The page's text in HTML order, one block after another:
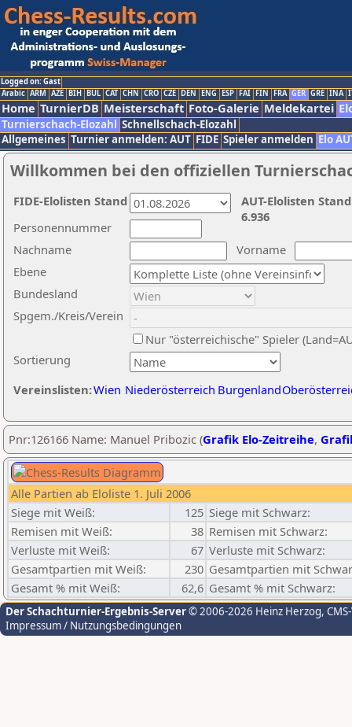
Logged on: Gast
Arabic ARM AZE BIH BUL CAT CHN CRO CZE DEN ENG ESP FAI FIN FRA GER GRE INA
Home TurnierDB Meisterschaft Foto-Galerie Meldekartei
Turnierschach-Elozahl Schnellschach-Elozahl
Allgemeines Turnier anmelden: AUT FIDE Spieler anmelden Elo
Willkommen bei den offiziellen
Nachname
Vorname
Ebene
Sortierung
Personennummer
Bundesland
Spgem./Kreis/Verein
Nur "österreichische" Spieler
Vereinslisten:Wien Niederösterreich Burgenland
AUT-Elolisten
6.936
FIDE-Elolisten Stand
Pnr:126166 Name: Manuel Pribozic (Grafik Elo-Zeitreihe,
Alle Partien ab Eloliste 1. Juli 2006
Siege mit Weiß:
125 Siege mit Schwarz:
Remisen mit Weiß:
38 Remisen mit Schwarz:
Verluste mit Weiß:
67 Verluste mit Schwarz:
Gesamtpartien mit Weiß:
230 Gesamtpartien mit
Gesamt % mit Weiß:
62,6 Gesamt % mit Schwarz:
Der Schachturnier-Ergebnis-Server© 2006-2026 Heinz Herzog,
Impressum / Nutzungsbedingungen